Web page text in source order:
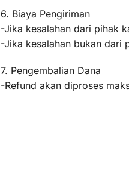
6. Biaya Pengiriman
-Jika kesalahan dari pihak
-Jika kesalahan bukan
7. Pengembalian Dana
-Refund akan diproses